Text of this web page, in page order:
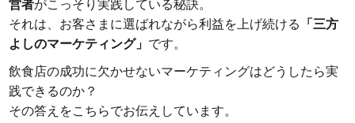
営者がこっそり実践している秘訣。
それは、お客さまに選ばれながら利益を上げ続ける
「三方
よしのマーケティング」 です。
飲食店の成功に欠かせないマーケティングはどうしたら実
践できるのか？
その答えをこちらでお伝えしています。